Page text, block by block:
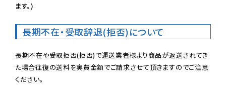
ます。)
長期不在・受取辞退(拒否)について
長期不在や受取拒否(拒否)で運送業者様より商品が返送されてき
た場合往復の送料を実費金額でご請求させて頂きますのでご注意
ください。